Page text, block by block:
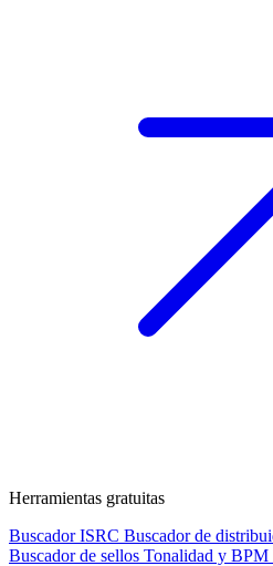
Herramientas gratuitas
Buscador ISRC Buscador de
Buscador de sellos Tonalidad y BPM